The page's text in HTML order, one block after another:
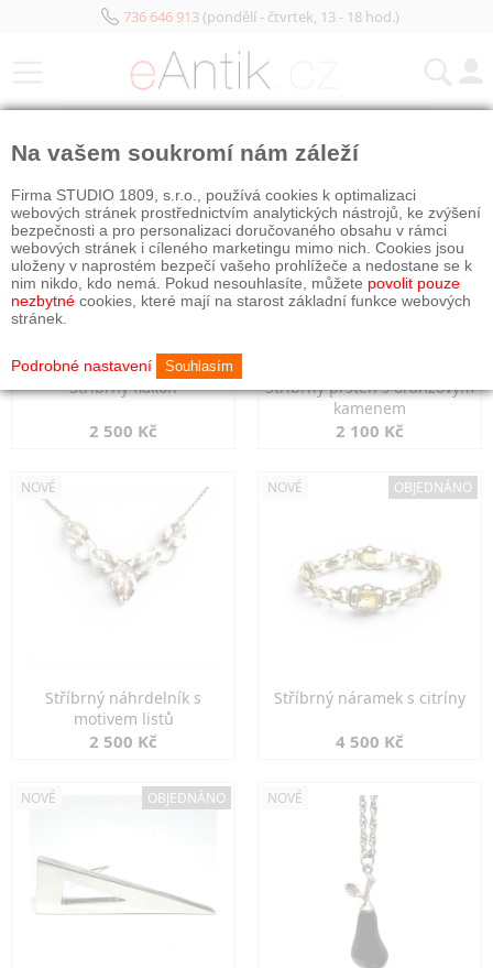
736 646 913(pondělí - čtvrtek, 13 - 18 hod.)
Stříbrný flakon
2 500 Kč
Stříbrný prsten s oranžovým
kamenem
2 100 Kč
NOVÉ
Stříbrný náhrdelník s
motivem listů
2 500 Kč
NOVÉ OBJEDNÁNO
Stříbrný náramek s citríny
4 500 Kč
NOVÉ OBJEDNÁNO NOVÉ
Na vašem soukromí nám záleží
Firma STUDIO 1809, s.r.o., používá cookies k optimalizaci
webových stránek prostřednictvím analytických nástrojů, ke zvýšení
bezpečnosti a pro personalizaci doručovaného obsahu v rámci
webových stránek i cíleného marketingu mimo nich. Cookies jsou
uloženy v naprostém bezpečí vašeho prohlížeče a nedostane se k
nim nikdo, kdo nemá. Pokud nesouhlasíte, můžete povolit pouze
nezbytné cookies, které mají na starost základní funkce webových
stránek.
Podrobné nastavení Souhlasím